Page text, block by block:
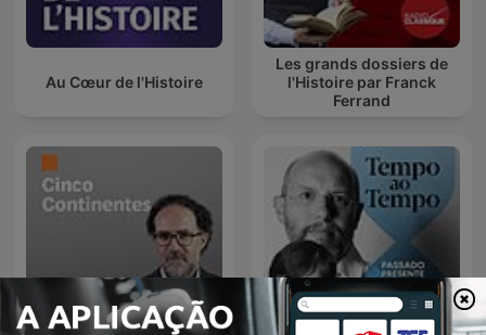
Au Cœur de l'Histoire
Les grands dossiers de
l'Histoire par Franck
Ferrand